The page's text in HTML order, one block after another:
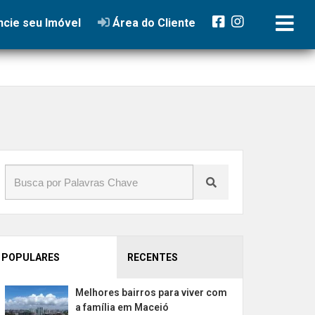
seu Imóvel Área do Cliente
POPULARES RECENTES
Melhores bairros para viver com
a família em Maceió